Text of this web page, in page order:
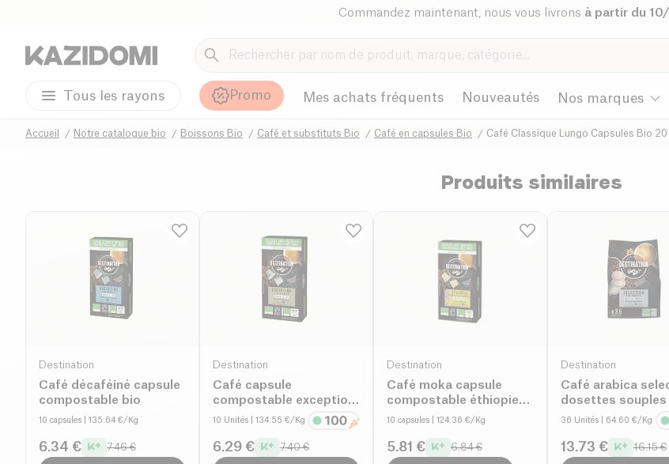
Commandez maintenant, nous vous livrons à partir du
Tous les rayons Promo Mes achats fréquents Nouveautés Nos marques
Accueil Notre catalogue bio Boissons Bio Café et substituts Bio Café en capsules Bio Café Classique Lungo Capsules Bio
Produits similaires
Destination
Café décaféiné capsule
compostable bio
10 capsules | 135.64 €/Kg
6.34 € 7.46 €
Destination
Café capsule
compostable exception
bio
10 Unités | 134.55 €/Kg
6.29 € 7.40 €
Destination
Café moka capsule
compostable éthiopie
bio
10 capsules | 124.36 €/Kg
5.81 € 6.84 €
Destination
Café arabica
dosettes souples
36 Unités | 64.60 €/Kg
13.73 € 16.15 €